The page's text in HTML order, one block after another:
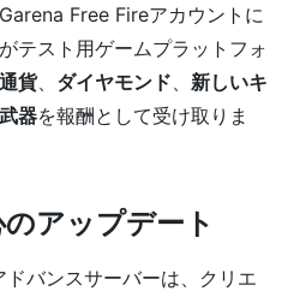
Free Fireアカウントに
テスト用ゲームプラットフォ
貨、 ダイヤモンド
新しいキ
器を報酬として受け取りま
アップデート
バンスサーバーは、クリエ